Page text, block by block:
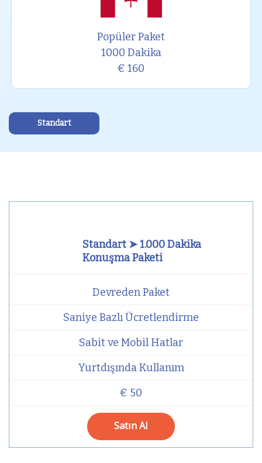
Popüler Paket
1000 Dakika
€ 160
Standart
Standart ➤ 1.000 Dakika
Konuşma Paketi
Devreden Paket
Saniye Bazlı Ücretlendirme
Sabit ve Mobil Hatlar
Yurtdışında Kullanım
€ 50
Satın Al